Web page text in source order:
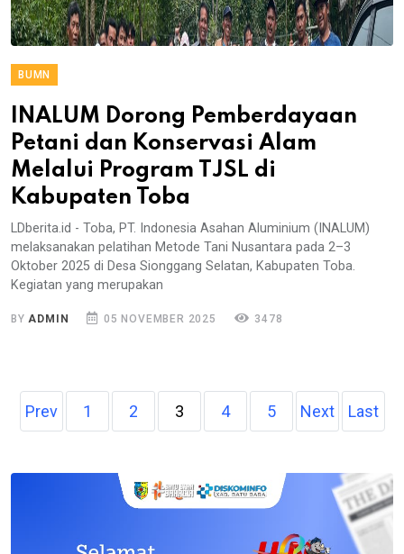
BUMN
INALUM Dorong Pemberdayaan
Petani dan Konservasi Alam
Melalui Program TJSL di
Kabupaten Toba
LDberita.id - Toba, PT. Indonesia Asahan Aluminium (INALUM)
melaksanakan pelatihan Metode Tani Nusantara pada 2–3
Oktober 2025 di Desa Sionggang Selatan, Kabupaten Toba.
Kegiatan yang merupakan
BY ADMIN 05 NOVEMBER 2025 3478
Prev 1 2 3 4 5 Next Last